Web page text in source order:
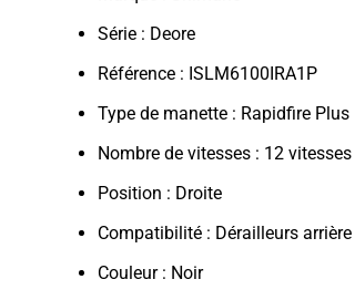
Série : Deore
Référence : ISLM6100IRA1P
Type de manette : Rapidfire Plus
Nombre de vitesses : 12
Position : Droite
Compatibilité : Dérailleurs
Couleur : Noir